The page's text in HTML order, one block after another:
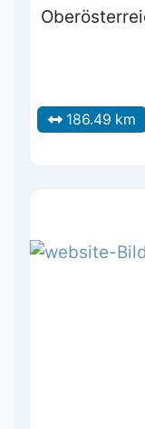
186.49 km